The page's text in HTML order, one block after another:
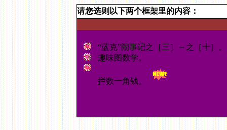
请您选则以下两个框架里的内容：
“蓝克”闹事记之［三］～之［十］。
趣味图数学。
拦数一角钱。